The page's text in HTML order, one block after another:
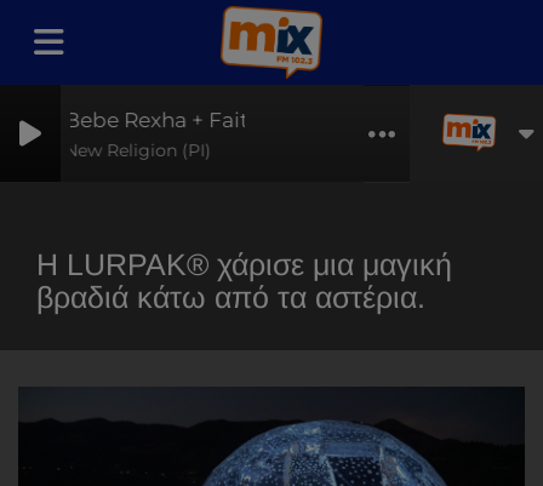
Bebe Rexha + Faithless
New Religion (PI)
Η LURPAK® χάρισε μια μαγική
βραδιά κάτω από τα αστέρια.